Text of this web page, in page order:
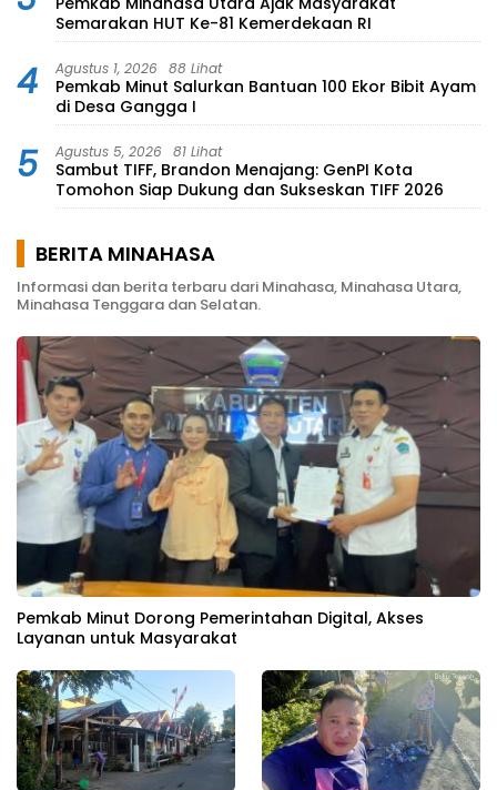
Semarakan HUT Ke-81 Kemerdekaan RI
4 Agustus 1, 2026 88 Lihat
Pemkab Minut Salurkan Bantuan 100 Ekor Bibit Ayam
di Desa Gangga I
5 Agustus 5, 2026 81 Lihat
Sambut TIFF, Brandon Menajang: ​GenPI Kota
Tomohon Siap Dukung dan Sukseskan TIFF 2026
BERITA MINAHASA
Informasi dan berita terbaru dari Minahasa, Minahasa Utara,
Minahasa Tenggara dan Selatan.
Pemkab Minut Dorong Pemerintahan Digital, Akses
Layanan untuk Masyarakat